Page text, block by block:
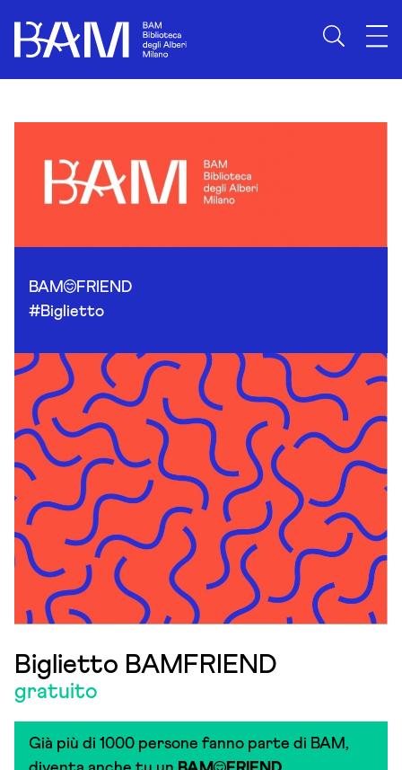
BAM
FRIEND
#Biglietto
Biglietto BAMFRIEND
gratuito
Già più di 1000 persone fanno parte di BAM,